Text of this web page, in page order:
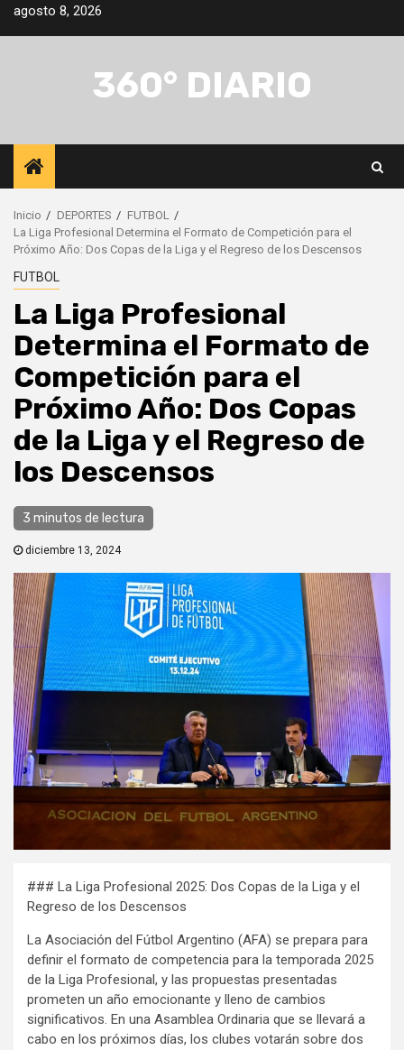
Saltar
agosto 8, 2026
360° DIARIO
Inicio DEPORTES
FUTBOL
La Liga Profesional Determina el Formato de Competición para el
Próximo Año: Dos Copas de la Liga y el Regreso de los Descensos
FUTBOL
La Liga Profesional
Determina el Formato de
Competición para el
Próximo Año: Dos Copas
de la Liga y el Regreso de
los Descensos
3 minutos de lectura
diciembre 13, 2024
### La Liga Profesional 2025: Dos Copas de la Liga y el
Regreso de los Descensos
La Asociación del Fútbol Argentino (AFA) se prepara para
definir el formato de competencia para la temporada 2025
de la Liga Profesional, y las propuestas presentadas
prometen un año emocionante y lleno de cambios
significativos. En una Asamblea Ordinaria que se llevará a
cabo en los próximos días, los clubes votarán sobre dos